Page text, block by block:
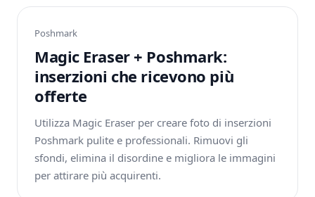
Poshmark
Magic Eraser + Poshmark:
inserzioni che ricevono più
offerte
Utilizza Magic Eraser per creare foto di inserzioni
Poshmark pulite e professionali. Rimuovi gli
sfondi, elimina il disordine e migliora le immagini
per attirare più acquirenti.